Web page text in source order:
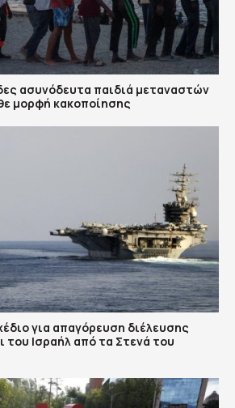
ασυνόδευτα παιδιά μεταναστών
μορφή κακοποίησης
για απαγόρευση διέλευσης
του Ισραήλ από τα Στενά του